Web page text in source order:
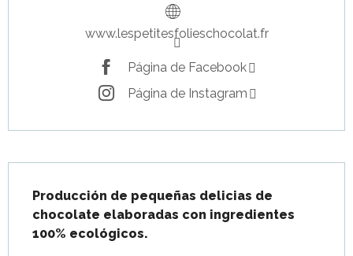
www.lespetitesfolieschocolat.fr
Página de Facebook
Página de Instagram
Producción de pequeñas delicias de
chocolate elaboradas con ingredientes
100% ecológicos.